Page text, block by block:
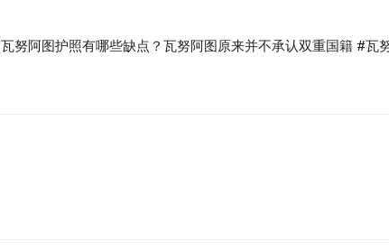
瓦努阿图护照有哪些缺点？瓦努阿图原来并不承认双重国籍 #瓦